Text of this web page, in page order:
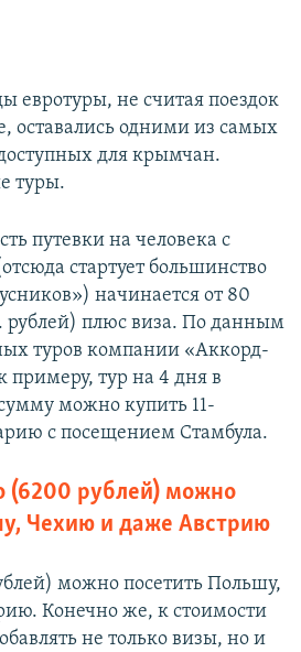
евротуры, не считая поездок
оставались одними из самых
для крымчан.
туры.
путевки на человека с
стартует большинство
начинается от 80
рублей) плюс виза. По данным
туров компании «Аккорд-
примеру, тур на 4 дня в
можно купить 11-
с посещением Стамбула.
(6200 рублей) можно
Чехию и даже Австрию
можно посетить Польшу,
Конечно же, к стоимости
не только визы, но и